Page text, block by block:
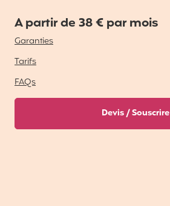
A partir de 38 € par mois
Garanties
Tarifs
FAQs
Devis / Souscrire